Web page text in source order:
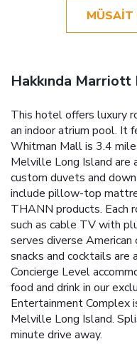
MÜSAIT
Hakkında
This hotel offers luxury
an indoor atrium pool. It
Whitman Mall is 3.4
Melville Long Island are
custom duvets and
include pillow-top
THANN products. Each
such as cable TV with
serves diverse American
snacks and cocktails
Concierge Level
food and drink in our
Entertainment Complex
Melville Long Island.
minute drive away.